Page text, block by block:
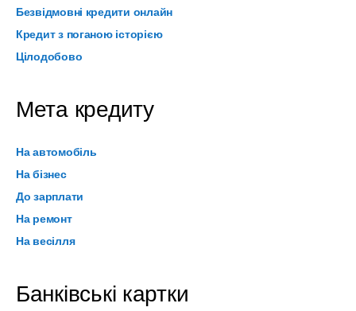
Безвідмовні кредити онлайн
Кредит з поганою історією
Цілодобово
Мета кредиту
На автомобіль
На бізнес
До зарплати
На ремонт
На весілля
Банківські картки